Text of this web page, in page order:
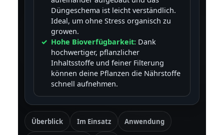
Düngeschema ist leicht verständlich.
Ideal, um ohne Stress organisch zu
growen.
Hohe Bioverfügbarkeit:Dank
hochwertiger, pflanzlicher
Inhaltsstoffe und feiner Filterung
können deine Pflanzen die Nährstoffe
schnell aufnehmen.
Überblick Im Einsatz Anwendung